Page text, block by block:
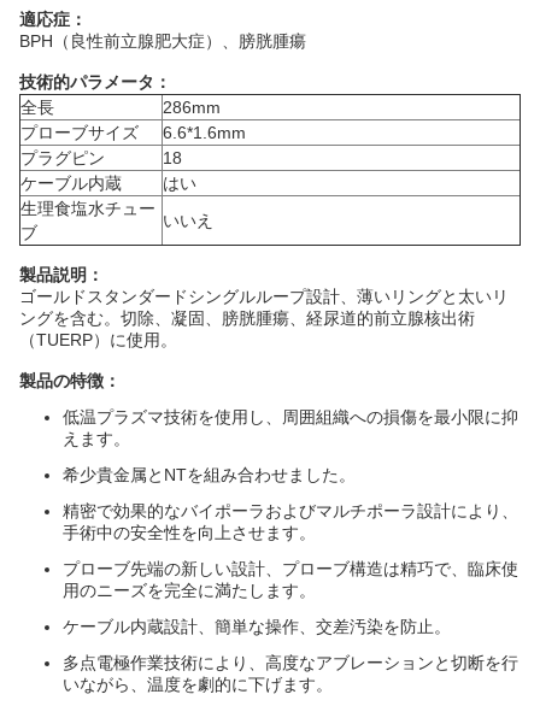
適応症：
BPH（良性前立腺肥大症）、膀胱腫瘍
技術的パラメータ：
全長
286mm
プローブサイズ
6.6*1.6mm
プラグピン
18
ケーブル内蔵
はい
生理食塩水チュー
ブ
いいえ
製品説明：
ゴールドスタンダードシングルループ設計、薄いリングと太いリ
ングを含む。切除、凝固、膀胱腫瘍、経尿道的前立腺核出術
（TUERP）に使用。
製品の特徴：
低温プラズマ技術を使用し、周囲組織への損傷を最小限に抑
えます。
希少貴金属とNTを組み合わせました。
精密で効果的なバイポーラおよびマルチポーラ設計により、
手術中の安全性を向上させます。
プローブ先端の新しい設計、プローブ構造は精巧で、臨床使
用のニーズを完全に満たします。
ケーブル内蔵設計、簡単な操作、交差汚染を防止。
多点電極作業技術により、高度なアブレーションと切断を行
いながら、温度を劇的に下げます。